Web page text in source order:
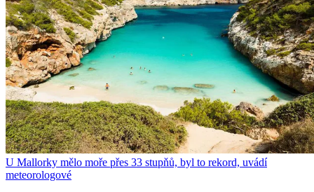
U Mallorky mělo moře přes 33 stupňů, byl to rekord, uvádí
meteorologové